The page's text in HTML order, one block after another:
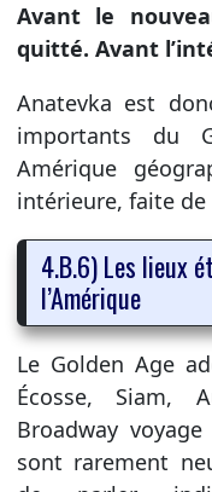
Avant le
quitté. Avant
Anatevka est
importants du
Amérique
intérieure, faite de
4.B.6) Les lieux
l’Amérique
Le Golden Age
Écosse, Siam,
Broadway
sont rarement